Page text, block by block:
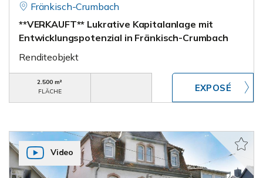
Fränkisch-Crumbach
**VERKAUFT** Lukrative Kapitalanlage mit
Entwicklungspotenzial in Fränkisch-Crumbach
Renditeobjekt
2.500 m²
FLÄCHE
Video